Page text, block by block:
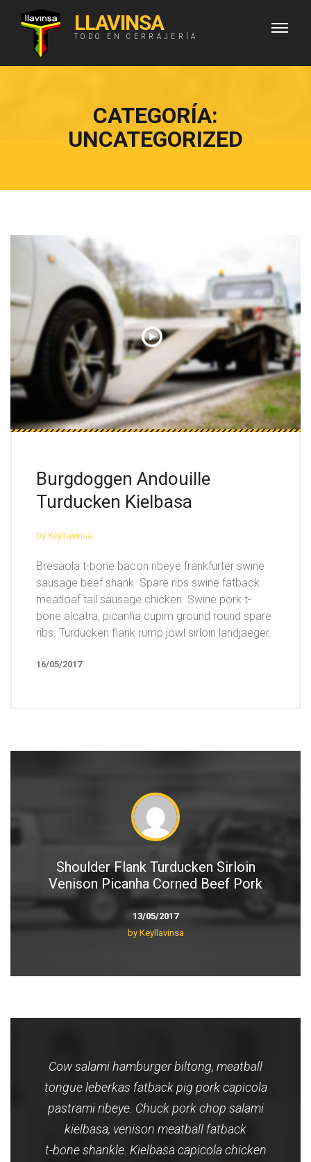
LLAVINSA
TODO EN CERRAJERÍA
CATEGORÍA:
UNCATEGORIZED
Burgdoggen Andouille
Turducken Kielbasa
by Keyllavinsa
Bresaola t-bone bacon ribeye frankfurter swine
sausage beef shank. Spare ribs swine fatback
meatloaf tail sausage chicken. Swine pork t-
bone alcatra, picanha cupim ground round spare
ribs. Turducken flank rump jowl sirloin landjaeger.
16/05/2017
Shoulder Flank Turducken Sirloin
Venison Picanha Corned Beef Pork
13/05/2017
by Keyllavinsa
Cow salami hamburger biltong, meatball
tongue leberkas fatback pig pork capicola
pastrami ribeye. Chuck pork chop salami
kielbasa, venison meatball fatback
t-bone shankle. Kielbasa capicola chicken